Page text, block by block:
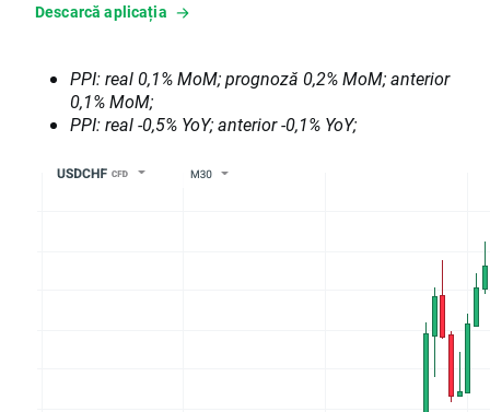
Descarcă aplicația
PPI: real 0,1% MoM; prognoză 0,2% MoM; anterior
0,1% MoM;
PPI: real -0,5% YoY; anterior -0,1% YoY;